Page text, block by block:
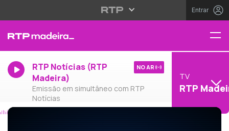
Entrar
RTP Notícias (RTP
Madeira)
Emissão em simultâneo com RTP
Notícias
NO AR
TV
RTP